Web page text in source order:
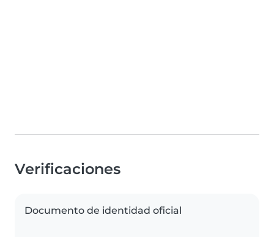
Verificaciones
Documento de identidad oficial